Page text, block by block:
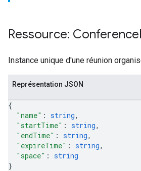
Ressource: Conference
Instance unique d'une réunion
Représentation JSON
{
"name" : string,
"startTime" : string,
"endTime" : string,
"expireTime" : string,
"space" : string
}